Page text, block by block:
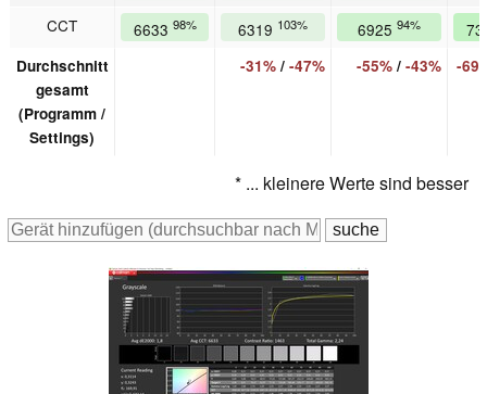
CCT
6633 98% 6319 103% 6925 94%
Durchschnitt
gesamt
(Programm /
Settings)
-31%/ -47% -55%/ -43% -
* ... kleinere Werte sind besser